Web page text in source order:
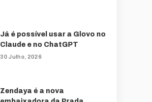
Já é possível usar a Glovo no
Claude e no ChatGPT
30 Julho, 2026
Zendaya é a nova